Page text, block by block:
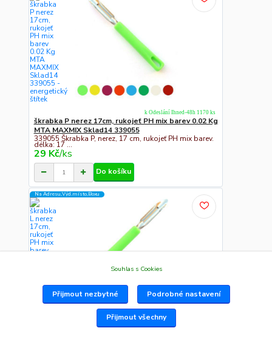
škrabka P nerez 17cm, rukojeť PH mix barev 0.02 Kg
MTA MAXMIX Sklad14 339055
339055 Škrabka P, nerez, 17 cm, rukojeť PH mix barev.
délka: 17 ...
29 Kč/ks
k Odeslání Ihned-48h 1170 ks
Do košíku
Na Adresu,Výd.místo,Boxu
škrabka L nerez 17cm, rukojeť PH mix barev 0.02 Kg
k Odeslání Ihned-48h 217 ks
Souhlas s Cookies
Přijmout nezbytné Podrobné nastavení
Přijmout všechny